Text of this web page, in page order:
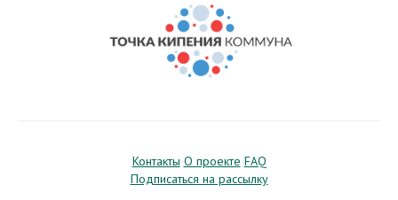
Контакты О проекте FAQ
Подписаться на рассылку